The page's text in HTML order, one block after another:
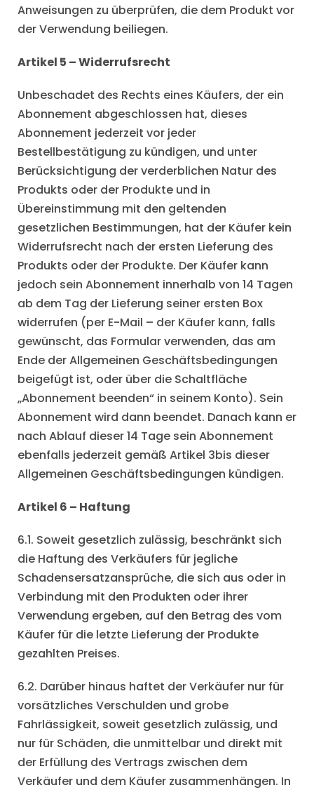
Anweisungen zu überprüfen, die dem Produkt vor
der Verwendung beiliegen.
Artikel 5 – Widerrufsrecht
Unbeschadet des Rechts eines Käufers, der ein
Abonnement abgeschlossen hat, dieses
Abonnement jederzeit vor jeder
Bestellbestätigung zu kündigen, und unter
Berücksichtigung der verderblichen Natur des
Produkts oder der Produkte und in
Übereinstimmung mit den geltenden
gesetzlichen Bestimmungen, hat der Käufer kein
Widerrufsrecht nach der ersten Lieferung des
Produkts oder der Produkte. Der Käufer kann
jedoch sein Abonnement innerhalb von 14 Tagen
ab dem Tag der Lieferung seiner ersten Box
widerrufen (per E-Mail – der Käufer kann, falls
gewünscht, das Formular verwenden, das am
Ende der Allgemeinen Geschäftsbedingungen
beigefügt ist, oder über die Schaltfläche
„Abonnement beenden“ in seinem Konto). Sein
Abonnement wird dann beendet. Danach kann er
nach Ablauf dieser 14 Tage sein Abonnement
ebenfalls jederzeit gemäß Artikel 3bis dieser
Allgemeinen Geschäftsbedingungen kündigen.
Artikel 6 – Haftung
6.1. Soweit gesetzlich zulässig, beschränkt sich
die Haftung des Verkäufers für jegliche
Schadensersatzansprüche, die sich aus oder in
Verbindung mit den Produkten oder ihrer
Verwendung ergeben, auf den Betrag des vom
Käufer für die letzte Lieferung der Produkte
gezahlten Preises.
6.2. Darüber hinaus haftet der Verkäufer nur für
vorsätzliches Verschulden und grobe
Fahrlässigkeit, soweit gesetzlich zulässig, und
nur für Schäden, die unmittelbar und direkt mit
der Erfüllung des Vertrags zwischen dem
Verkäufer und dem Käufer zusammenhängen. In